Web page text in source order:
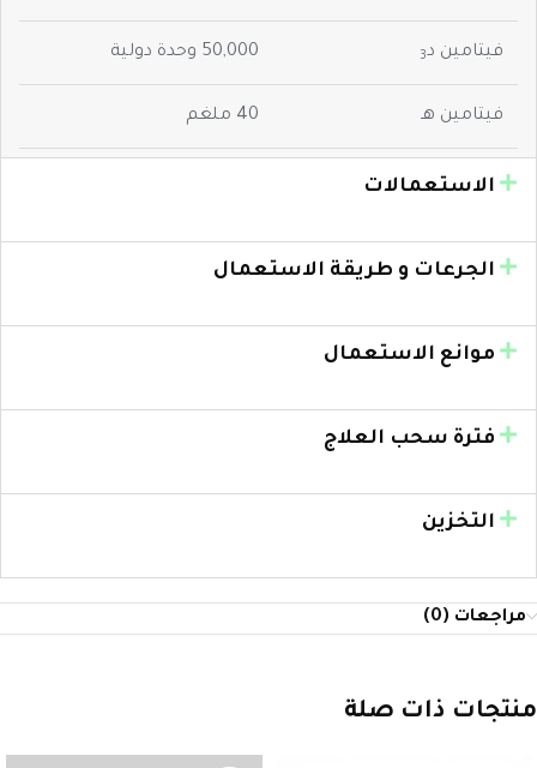
فيتامين د3 50,000 وحدة دولية
فيتامين هـ 40 ملغم
الاستعمالات
الجرعات و طريقة الاستعمال
موانع الاستعمال
فترة سحب العلاج
التخزين
مراجعات (0)
منتجات ذات صلة